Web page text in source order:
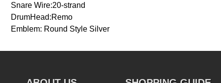
Snare Wire:20-strand
DrumHead:Remo
Emblem: Round Style Silver